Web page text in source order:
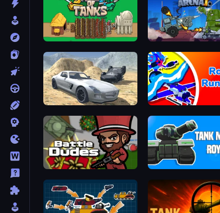
Age of Tanks Warriors: TD War
Derby Crash 2 Robo Runner
BattleDudes.io Tank Merge Royal